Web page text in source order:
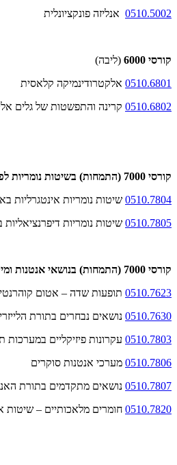
0510.5002 אנליזה פונקציונלית
קורסי 6000
(ליבה)
0510.6801 אלקטרודינמיקה קלאסית
0510.6802 קרינה והתפשטות של גלים
קורסי 7000 (התמחות) בשיטות נומריות לפתרון בעיות קרינה ופיזור
0510.7804 שיטות נומריות אינטגרליות
0510.7805 שיטות נומריות
קורסי 7000 (התמחות) בנושאי אנטנות ומיקרוגלים
0510.7623 תופעות שדה – אטום
0510.7630 נושאים נבחרים בתורת
0510.7803 עקרונות פיזיקליים
0510.7806 מערכי אנטנות סוקרים
0510.7807 נושאים מתקדמים בתורת
0510.7820 חומרים מלאכותיים – שיטות